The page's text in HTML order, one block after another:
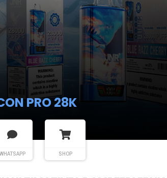
PRO 28K
WHATSAPP SHOP